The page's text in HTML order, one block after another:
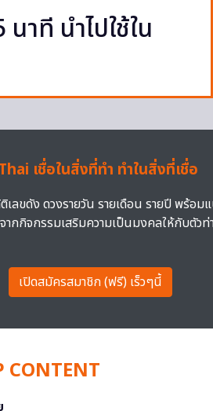
าที นำไปใช้ใน
เชื่อในสิ่งที่ทำ ทำในสิ่งที่เชื่อ
เลขดัง ดวงรายวัน รายเดือน รายปี พร้อม
ากกิจกรรมเสริมความเป็นมงคลให้กับตัวท่
เปิดสมัครสมาชิก (ฟรี) เร็วๆนี้
CONTENT